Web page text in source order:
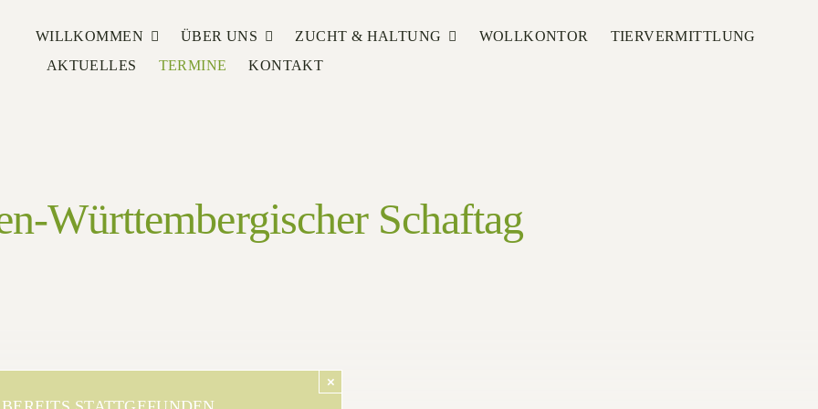
WILLKOMMEN ÜBER UNS ZUCHT & HALTUNG WOLLKONTOR
TIERVERMITTLUNG
AKTUELLES
TERMINE KONTAKT
Württembergischer Schaftag
×